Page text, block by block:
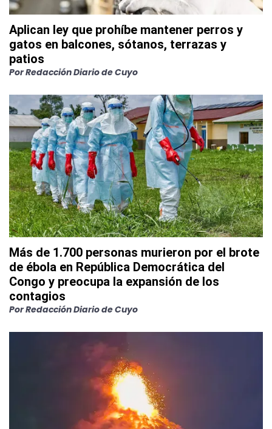
Aplican ley que prohíbe mantener perros y
gatos en balcones, sótanos, terrazas y
patios
PorRedacción Diario de Cuyo
Más de 1.700 personas murieron por el brote
de ébola en República Democrática del
Congo y preocupa la expansión de los
contagios
PorRedacción Diario de Cuyo